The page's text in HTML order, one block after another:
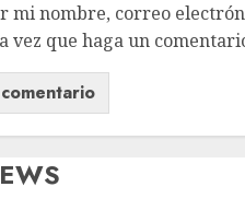
mi nombre, correo
vez que haga un